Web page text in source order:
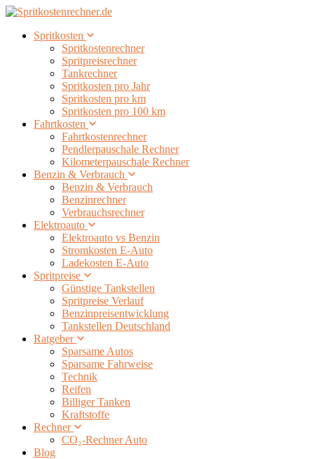
Spritkosten
Spritkostenrechner
Spritpreisrechner
Tankrechner
Spritkosten pro Jahr
Spritkosten pro km
Spritkosten pro 100 km
Fahrtkosten
Fahrtkostenrechner
Pendlerpauschale Rechner
Kilometerpauschale Rechner
Benzin & Verbrauch
Benzin & Verbrauch
Benzinrechner
Verbrauchsrechner
Elektroauto
Elektroauto vs Benzin
Stromkosten E-Auto
Ladekosten E-Auto
Spritpreise
Günstige Tankstellen
Spritpreise Verlauf
Benzinpreisentwicklung
Tankstellen Deutschland
Ratgeber
Sparsame Autos
Sparsame Fahrweise
Technik
Reifen
Billiger Tanken
Kraftstoffe
Rechner
CO₂-Rechner Auto
Blog